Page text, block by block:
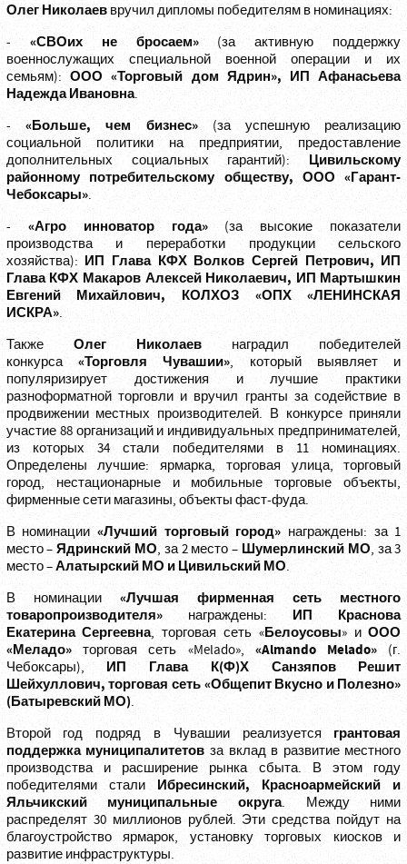
Олег Николаеввручил дипломы победителям в номинациях:
- «СВОих не бросаем»(за активную поддержку
военнослужащих специальной военной операции и их
семьям): ООО «Торговый дом Ядрин», ИП Афанасьева
Надежда Ивановна.
- «Больше, чем бизнес»(за успешную реализацию
социальной политики на предприятии, предоставление
дополнительных социальных гарантий): Цивильскому
районному потребительскому обществу, ООО «Гарант-
Чебоксары».
- «Агро инноватор года»(за высокие показатели
производства и переработки продукции сельского
хозяйства): ИП Глава КФХ Волков Сергей Петрович, ИП
Глава КФХ Макаров Алексей Николаевич, ИП Мартышкин
Евгений Михайлович, КОЛХОЗ «ОПХ «ЛЕНИНСКАЯ
ИСКРА».
Также Олег Николаев наградил победителей
конкурса«Торговля Чувашии», который выявляет и
популяризирует достижения и лучшие практики
разноформатной торговли и вручил гранты за содействие в
продвижении местных производителей. В конкурсе приняли
участие 88 организаций и индивидуальных предпринимателей,
из которых 34 стали победителями в 11 номинациях.
Определены лучшие: ярмарка, торговая улица, торговый
город, нестационарные и мобильные торговые объекты,
фирменные сети магазины, объекты фаст-фуда.
В номинации«Лучший торговый город» награждены: за 1
место –Ядринский МО, за 2 место – Шумерлинский МО, за 3
место –Алатырский МО и Цивильский МО.
В номинации «Лучшая фирменная сеть местного
товаропроизводителя»награждены: ИП Краснова
Екатерина Сергеевна, торговая сеть «Белоусовы» иООО
«Меладо»торговая сеть «Melado», «Almando Melado» (г.
Чебоксары), ИП Глава К(Ф)Х Санзяпов Решит
Шейхуллович, торговая сеть «Общепит Вкусно и Полезно»
(Батыревский МО).
Второй год подряд в Чувашии реализуется грантовая
поддержка муниципалитетов за вклад в развитие местного
производства и расширение рынка сбыта. В этом году
победителями стали Ибресинский, Красноармейский и
Яльчикский муниципальные округа. Между ними
распределят 30 миллионов рублей. Эти средства пойдут на
благоустройство ярмарок, установку торговых киосков и
развитие инфраструктуры.